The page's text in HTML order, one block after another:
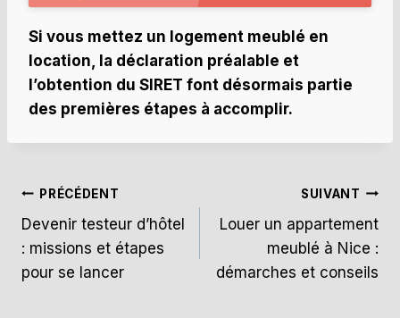
Si vous mettez un logement meublé en
location, la déclaration préalable et
l’obtention du SIRET font désormais partie
des premières étapes à accomplir.
Navigation
de
l’article
PRÉCÉDENT
Devenir testeur d’hôtel
: missions et étapes
pour se lancer
SUIVANT
Louer un appartement
meublé à Nice :
démarches et conseils